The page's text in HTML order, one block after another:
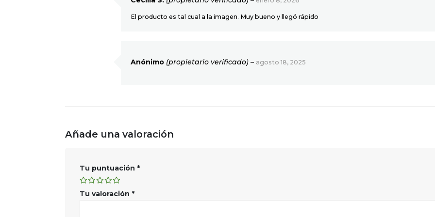
El producto es tal cual a la imagen. Muy bueno y llegó rápido
Anónimo (propietario verificado) – agosto 18, 2025
Añade una valoración
Tu puntuación *
Tu valoración *